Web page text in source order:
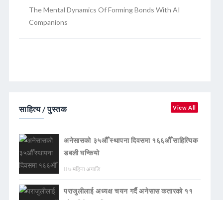
The Mental Dynamics Of Forming Bonds With AI
Companions
साहित्य / पुस्तक View All
अनेसासको ३५औँ स्थापना दिवसमा १६६औँ साहित्यिक
डबली घन्कियाे
७ महिना अगाडि
पराजुलीलाई अध्यक्ष चयन गर्दै अनेसास कतारको ११